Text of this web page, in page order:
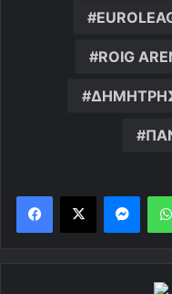
ROIG